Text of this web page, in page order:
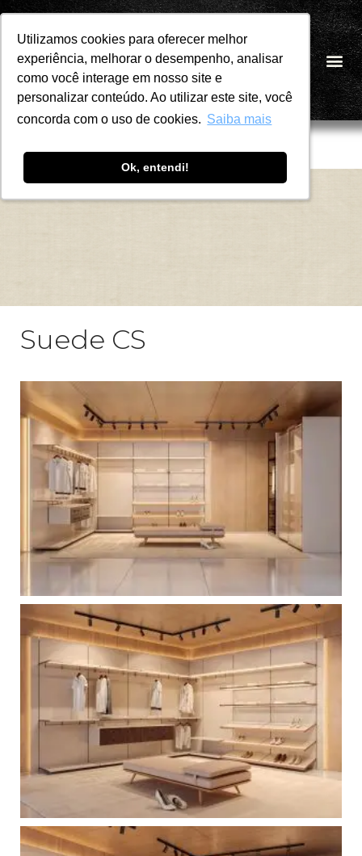
Utilizamos cookies para oferecer melhor
experiência, melhorar o desempenho, analisar
como você interage em nosso site e
personalizar conteúdo. Ao utilizar este site, você
concorda com o uso de cookies. Saiba mais
Ok, entendi!
Utilizamos cookies para oferecer melhor
experiência, melhorar o desempenho, analisar
como você interage em nosso site e
personalizar conteúdo. Ao utilizar este site, você
concorda com o uso de cookies. Saiba mais
Ok, entendi!
Pular
para
o
conteúdo
PT
Suede CS